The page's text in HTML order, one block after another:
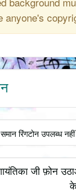
anyone's
रिंगटोन उपलब्ध
जी फ़ोन